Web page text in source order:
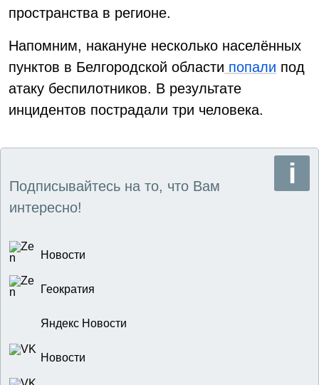
пространства в регионе.
Напомним, накануне несколько населённых
пунктов в Белгородской области попали под
атаку беспилотников. В результате
инцидентов пострадали три человека.
Подписывайтесь на то, что Вам
интересно!
Новости
Геократия
Яндекс Новости
Новости